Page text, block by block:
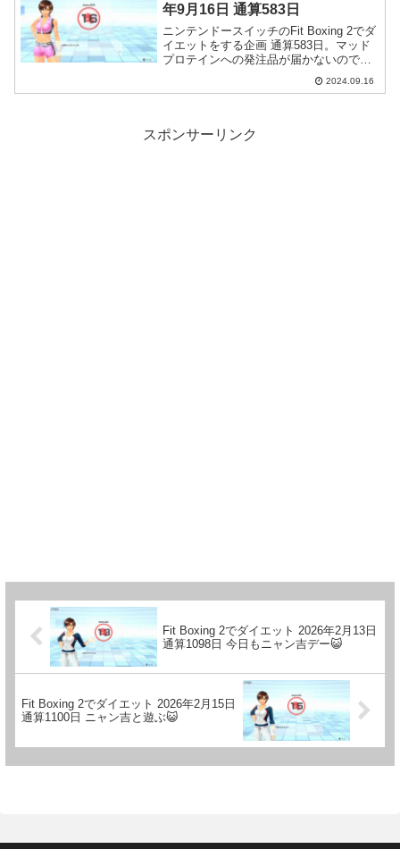
年9月16日 通算583日
ニンテンドースイッチのFit Boxing 2でダ
イエットをする企画 通算583日。マッド
プロテインへの発注品が届かないのでや
むを得ず別のプロテインを注文しまし
2024.09.16
スポンサーリンク
Fit Boxing 2でダイエット 2026年2月13日
通算1098日 今日もニャン吉デー😺
Fit Boxing 2でダイエット 2026年2月15日
通算1100日 ニャン吉と遊ぶ😺